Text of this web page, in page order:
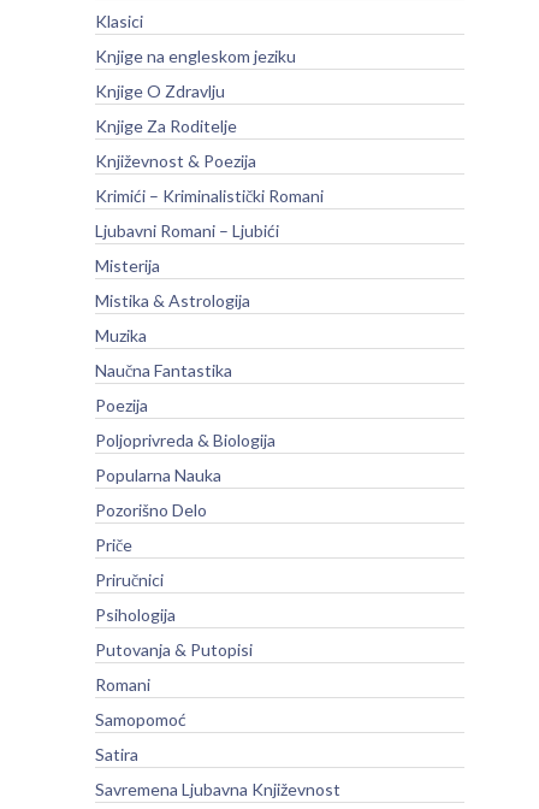
Klasici
Knjige na engleskom jeziku
Knjige O Zdravlju
Knjige Za Roditelje
Književnost & Poezija
Krimići – Kriminalistički Romani
Ljubavni Romani – Ljubići
Misterija
Mistika & Astrologija
Muzika
Naučna Fantastika
Poezija
Poljoprivreda & Biologija
Popularna Nauka
Pozorišno Delo
Priče
Priručnici
Psihologija
Putovanja & Putopisi
Romani
Samopomoć
Satira
Savremena Ljubavna Književnost